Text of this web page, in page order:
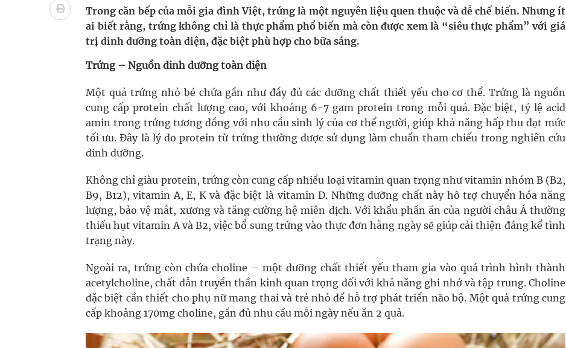
cầu
Ung thư thận: Nguy hiểm vì tiến triển quá âm thầm
Nhiều chuỗi hoạt động lớn được diễn ra tại Lễ hội sầu riêng 2026
Tiếp tục rà soát, triển khai các nhiệm vụ trong lĩnh vực cấp cứu, điều trị đột quỵ
Súp lơ xanh mang đến hy vọng mới trong phòng ngừa ung thư
Tác Dụng Chống Kết Tập Tiểu Cầu Và Chống Đông Máu Của Các Loài Nhân Sâm (Panax Spp.): Tổng
Trong căn bếp của mỗi gia đình Việt, trứng là một nguyên liệu quen thuộc và dễ chế biến. Nhưng ít
ai biết rằng, trứng không chỉ là thực phẩm phổ biến mà còn được xem là “siêu thực phẩm” với giá
trị dinh dưỡng toàn diện, đặc biệt phù hợp cho bữa sáng.
Trứng – Nguồn dinh dưỡng toàn diện
Một quả trứng nhỏ bé chứa gần như đầy đủ các dưỡng chất thiết yếu cho cơ thể. Trứng là nguồn
cung cấp protein chất lượng cao, với khoảng 6-7 gam protein trong mỗi quả. Đặc biệt, tỷ lệ acid
amin trong trứng tương đồng với nhu cầu sinh lý của cơ thể người, giúp khả năng hấp thu đạt mức
tối ưu. Đây là lý do protein từ trứng thường được sử dụng làm chuẩn tham chiếu trong nghiên cứu
dinh dưỡng.
Không chỉ giàu protein, trứng còn cung cấp nhiều loại vitamin quan trọng như vitamin nhóm B (B2,
B9, B12), vitamin A, E, K và đặc biệt là vitamin D. Những dưỡng chất này hỗ trợ chuyển hóa năng
lượng, bảo vệ mắt, xương và tăng cường hệ miễn dịch. Với khẩu phần ăn của người châu Á thường
thiếu hụt vitamin A và B2, việc bổ sung trứng vào thực đơn hằng ngày sẽ giúp cải thiện đáng kể tình
trạng này.
Ngoài ra, trứng còn chứa choline – một dưỡng chất thiết yếu tham gia vào quá trình hình thành
acetylcholine, chất dẫn truyền thần kinh quan trọng đối với khả năng ghi nhớ và tập trung. Choline
đặc biệt cần thiết cho phụ nữ mang thai và trẻ nhỏ để hỗ trợ phát triển não bộ. Một quả trứng cung
cấp khoảng 170mg choline, gần đủ nhu cầu mỗi ngày nếu ăn 2 quả.